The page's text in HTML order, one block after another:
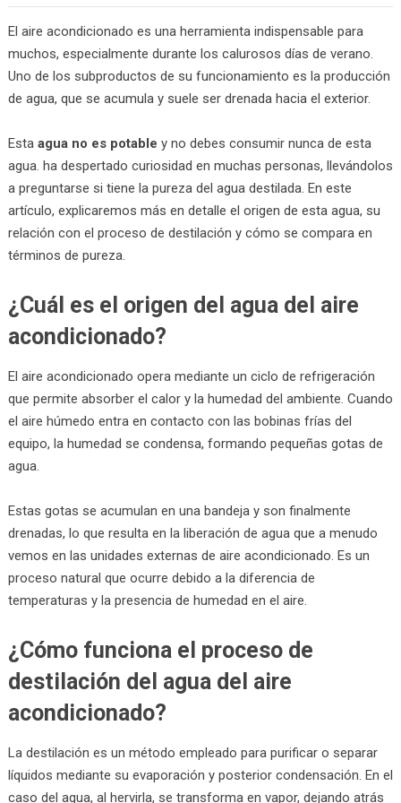
El aire acondicionado es una herramienta indispensable para
muchos, especialmente durante los calurosos días de verano.
Uno de los subproductos de su funcionamiento es la producción
de agua, que se acumula y suele ser drenada hacia el exterior.
Esta agua no es potable y no debes consumir nunca de esta
agua. ha despertado curiosidad en muchas personas, llevándolos
a preguntarse si tiene la pureza del agua destilada. En este
artículo, explicaremos más en detalle el origen de esta agua, su
relación con el proceso de destilación y cómo se compara en
términos de pureza.
¿Cuál es el origen del agua del aire
acondicionado?
El aire acondicionado opera mediante un ciclo de refrigeración
que permite absorber el calor y la humedad del ambiente. Cuando
el aire húmedo entra en contacto con las bobinas frías del
equipo, la humedad se condensa, formando pequeñas gotas de
agua.
Estas gotas se acumulan en una bandeja y son finalmente
drenadas, lo que resulta en la liberación de agua que a menudo
vemos en las unidades externas de aire acondicionado. Es un
proceso natural que ocurre debido a la diferencia de
temperaturas y la presencia de humedad en el aire.
¿Cómo funciona el proceso de
destilación del agua del aire
acondicionado?
La destilación es un método empleado para purificar o separar
líquidos mediante su evaporación y posterior condensación. En el
caso del agua, al hervirla, se transforma en vapor, dejando atrás